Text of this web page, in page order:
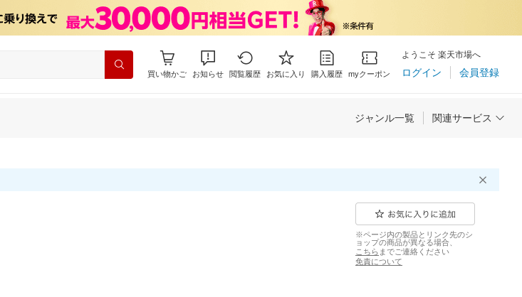
買い物かご お知らせ 閲覧履歴 お気に入り 購入履歴 myクーポン
ようこそ 楽天市場へ
ログイン 会員登録
ジャンル一覧 関連サービス
※ページ内の製品とリンク先のシ
ョップの商品が異なる場合、
こちら までご連絡ください
免責について